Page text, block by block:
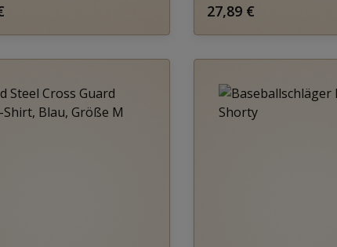
Preis: Regulärer Preis:
27,89 €